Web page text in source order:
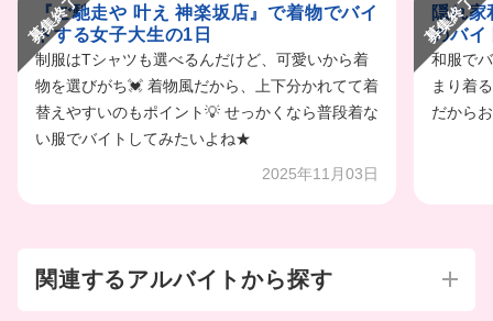
募集終了
『ご馳走や 叶え 神楽坂店』で着物でバイ
トする女子大生の1日
制服はTシャツも選べるんだけど、可愛いから着
物を選びがち💓 着物風だから、上下分かれてて着
替えやすいのもポイント💡 せっかくなら普段着な
い服でバイトしてみたいよね★
2025年11月03日
募集終了
隠れ家
のバ
和服で
まり着
だから
関連するアルバイトから探す